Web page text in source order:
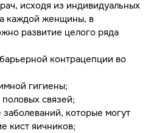
исходя из индивидуальных
каждой женщины, в
развитие целого ряда
контрацепции во
гигиены;
связей;
которые могут
кист яичников;